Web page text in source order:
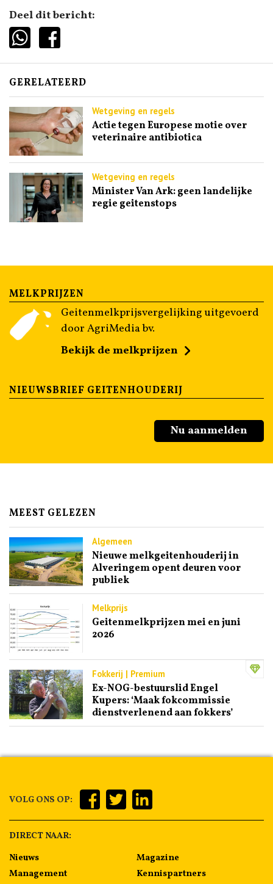
Deel dit bericht:
GERELATEERD
Wetgeving en regels
Actie tegen Europese motie over
veterinaire antibiotica
Wetgeving en regels
Minister Van Ark: geen landelijke
regie geitenstops
MELKPRIJZEN
Geitenmelkprijsvergelijking uitgevoerd
door AgriMedia bv.
Bekijk de melkprijzen
NIEUWSBRIEF GEITENHOUDERIJ
Nu aanmelden
MEEST GELEZEN
Algemeen
Nieuwe melkgeitenhouderij in
Alveringem opent deuren voor
publiek
Melkprijs
Geitenmelkprijzen mei en juni
2026
Fokkerij | Premium
Ex-NOG-bestuurslid Engel
Kupers: ‘Maak fokcommissie
dienstverlenend aan fokkers’
VOLG ONS OP:
DIRECT NAAR:
Nieuws
Management
Magazine
Kennispartners